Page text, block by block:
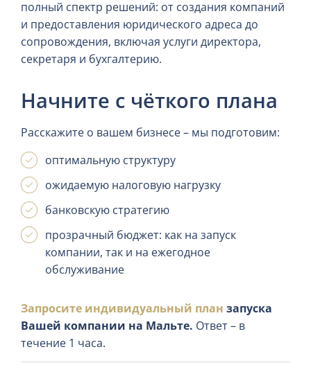
полный спектр решений: от создания компаний
и предоставления юридического адреса до
сопровождения, включая услуги директора,
секретаря и бухгалтерию.
Начните с чёткого плана
Расскажите о вашем бизнесе – мы подготовим:
оптимальную структуру
ожидаемую налоговую нагрузку
банковскую стратегию
прозрачный бюджет: как на запуск
компании, так и на ежегодное
обслуживание
Запросите индивидуальный план запуска
Вашей компании на Мальте. Ответ – в
течение 1 часа.